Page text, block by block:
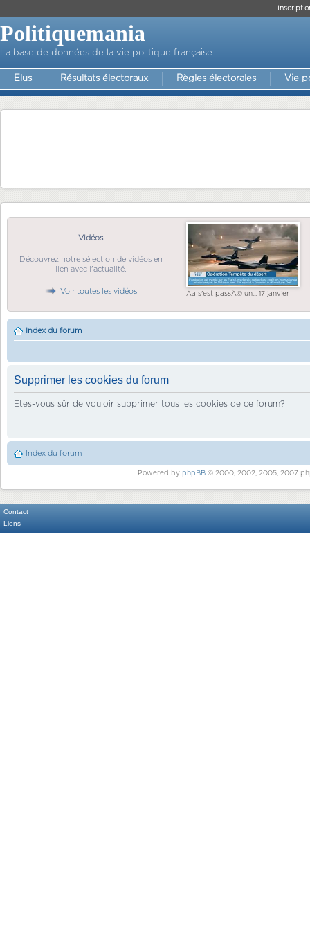
Politiquemania
La base de données de la vie politique française
Elus Résultats électoraux Règles électorales Vie
Vidéos
Découvrez notre sélection de vidéos en
lien avec l'actualité.
Voir toutes les vidéos Ãa s'est passÃ© un... 17 janvier
Index du forum
Supprimer les cookies du forum
Etes-vous sûr de vouloir supprimer tous les cookies de ce forum?
Index du forum
Powered by phpBB© 2000, 2002, 2005, 2007
Contact
Liens